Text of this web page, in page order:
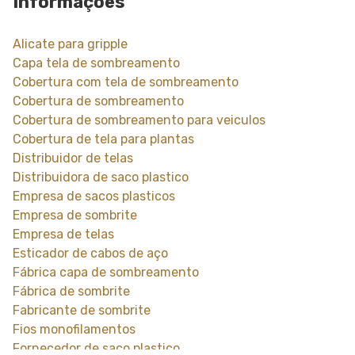
Alicate para gripple
Capa tela de sombreamento
Cobertura com tela de sombreamento
Cobertura de sombreamento
Cobertura de sombreamento para veiculos
Cobertura de tela para plantas
Distribuidor de telas
Distribuidora de saco plastico
Empresa de sacos plasticos
Empresa de sombrite
Empresa de telas
Esticador de cabos de aço
Fábrica capa de sombreamento
Fábrica de sombrite
Fabricante de sombrite
Fios monofilamentos
Fornecedor de saco plastico